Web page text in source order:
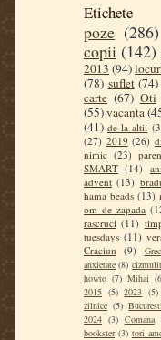
Etichete
poze (286)
copii (142)
2013 (94)
(78) suflet (74)
carte (67) Oti
(55)vacanta
(41) de la altii
(27) 2019 (26)
nimic (23)
SMART (14)
advent (13)
hama beads (13)
om de zapada
rascruci (11)
tuesdays (11)
Craciun
(9)
anxietate (8)
howto (7) Mihai
2015 (5) 2023 (5)
zilnice (5) Bucuresti
2024 (3) Comana
bookster (3) tori